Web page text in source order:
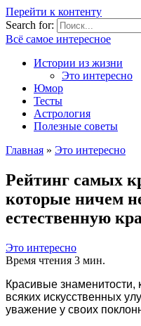
Перейти к контенту
Search for:
Всё самое интересное
Истории из жизни
Это интересно
Юмор
Тесты
Астрология
Полезные советы
Главная » Это интересно
Рейтинг самых
которые ничем
естественную
Это интересно
Время чтения 3 мин.
Красивые знаменитости,
всяких искусственных
уважение у своих